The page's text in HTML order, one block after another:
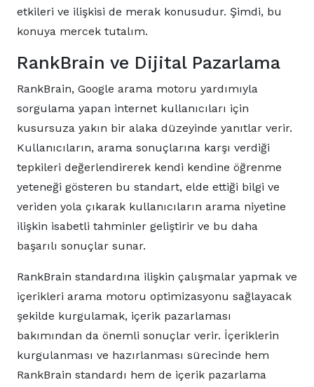
etkileri ve ilişkisi de merak konusudur. Şimdi, bu
konuya mercek tutalım.
RankBrain ve Dijital Pazarlama
RankBrain, Google arama motoru yardımıyla
sorgulama yapan internet kullanıcıları için
kusursuza yakın bir alaka düzeyinde yanıtlar verir.
Kullanıcıların, arama sonuçlarına karşı verdiği
tepkileri değerlendirerek kendi kendine öğrenme
yeteneği gösteren bu standart, elde ettiği bilgi ve
veriden yola çıkarak kullanıcıların arama niyetine
ilişkin isabetli tahminler geliştirir ve bu daha
başarılı sonuçlar sunar.
RankBrain standardına ilişkin çalışmalar yapmak ve
içerikleri arama motoru optimizasyonu sağlayacak
şekilde kurgulamak, içerik pazarlaması
bakımından da önemli sonuçlar verir. İçeriklerin
kurgulanması ve hazırlanması sürecinde hem
RankBrain standardı hem de içerik pazarlama